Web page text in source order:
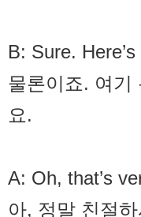
B: Sure.
물론이죠. 여기
요.
A: Oh, that’s
아, 정말 친절